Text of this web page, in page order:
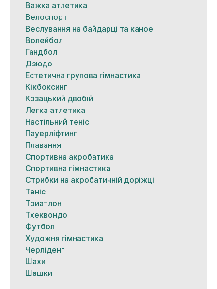
Важка атлетика
Велоспорт
Веслування на байдарці та каное
Волейбол
Гандбол
Дзюдо
Естетична групова гімнастика
Кікбоксинг
Козацький двобій
Легка атлетика
Настільний теніс
Пауерліфтинг
Плавання
Спортивна акробатика
Спортивна гімнастика
Стрибки на акробатичній доріжці
Теніс
Триатлон
Тхеквондо
Футбол
Художня гімнастика
Черліденг
Шахи
Шашки